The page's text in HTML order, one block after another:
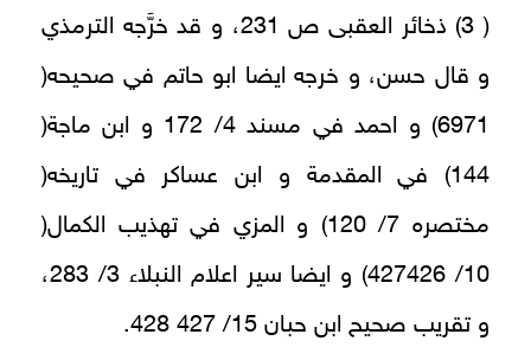
( 3) ذخائر العقبى ص 231، و قد خرَّجه الترمذي
و قال حسن، و خرجه ايضا ابو حاتم في صحيحه(
6971) و احمد في مسند 4/ 172 و ابن ماجة(
144) في المقدمة و ابن عساكر في تاريخه(
مختصره 7/ 120) و المزي في تهذيب الكمال(
10/ 427426) و ايضا سير اعلام النبلاء 3/ 283،
و تقريب صحيح ابن حبان 15/ 427 428.